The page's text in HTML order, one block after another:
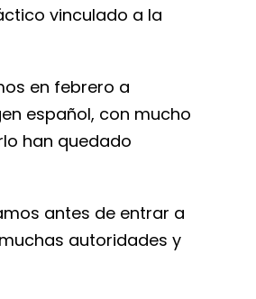
vinculado a la
en febrero a
español, con mucho
han quedado
antes de entrar a
autoridades y